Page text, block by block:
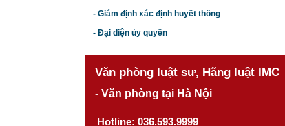
- Giám định xác định huyết thống
- Đại diện ủy quyền
Văn phòng luật sư, Hãng luật IMC
- Văn phòng tại Hà Nội
Hotline: 036.593.9999